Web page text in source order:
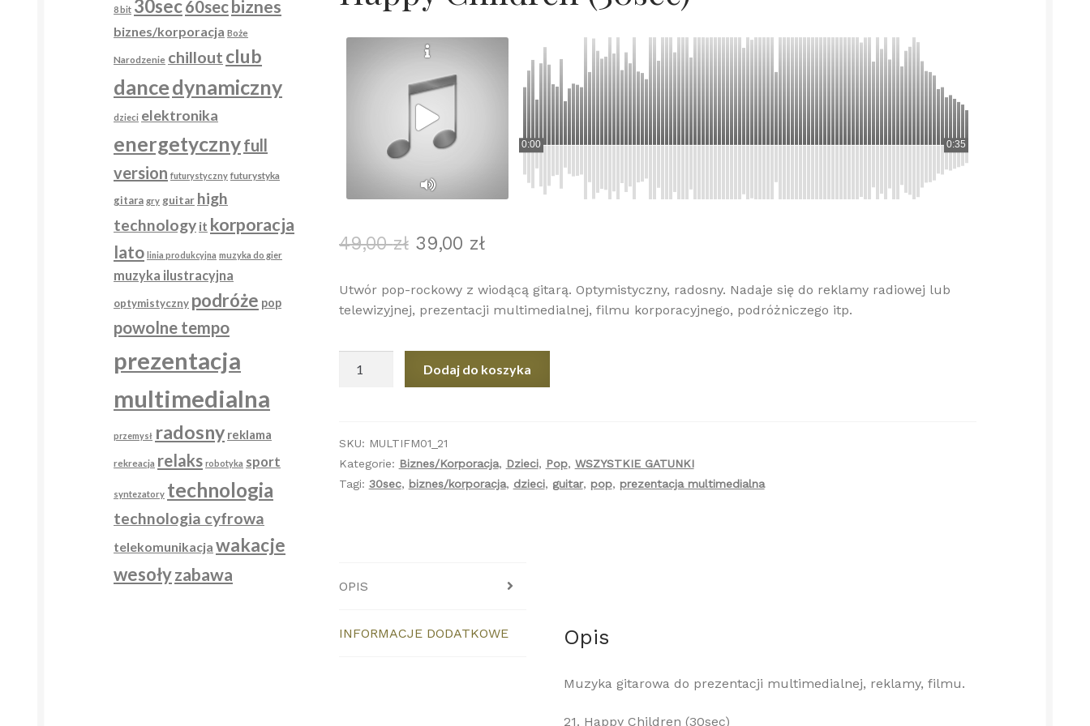
0:00 0:35
49,00zł Pierwotna
wynosiła:
49,00 zł.
39,00 złAktualna
wynosi:
39,00 zł.
Utwór pop-rockowy z wiodącą gitarą. Optymistyczny, radosny. Nadaje się do reklamy radiowej lub
telewizyjnej, prezentacji multimedialnej, filmu korporacyjnego, podróżniczego itp.
Dodaj do koszyka
SKU: MULTIFM01_21
Kategorie: Biznes/Korporacja, Dzieci, Pop, WSZYSTKIE GATUNKI
Tagi: 30sec, biznes/korporacja, dzieci, guitar, pop, prezentacja multimedialna
OPIS
INFORMACJE DODATKOWE Opis
Muzyka gitarowa do prezentacji multimedialnej, reklamy, filmu.
21. Happy Children (30sec)
8 bit 30sec60secbiznes
biznes/korporacja Boże
Narodzenie chillout club
dancedynamiczny
dzieci elektronika
energetycznyfull
version futurystyczny futurystyka
gitara gry guitar high
technology it korporacja
lato linia produkcyjna muzyka do gier
muzyka ilustracyjna
optymistyczny podróże pop
powolne tempo
prezentacja
multimedialna
przemysł radosny reklama
rekreacja relaks robotyka sport
syntezatory technologia
technologia cyfrowa
telekomunikacja wakacje
wesołyzabawa